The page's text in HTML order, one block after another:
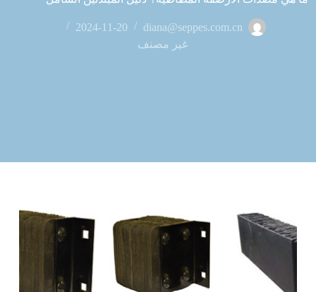
diana@seppes.com.cn
2024-11-20
غير مصنف